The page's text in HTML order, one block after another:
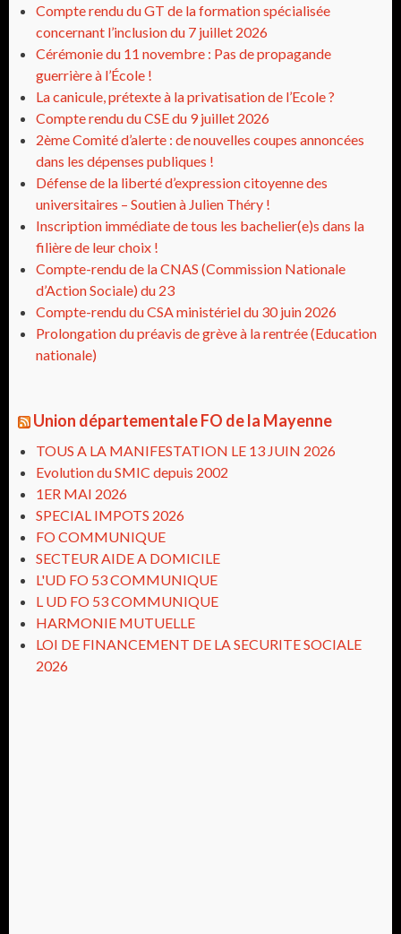
Compte rendu du GT de la formation spécialisée
concernant l’inclusion du 7 juillet 2026
Cérémonie du 11 novembre : Pas de propagande
guerrière à l’École !
La canicule, prétexte à la privatisation de l’Ecole ?
Compte rendu du CSE du 9 juillet 2026
2ème Comité d’alerte : de nouvelles coupes annoncées
dans les dépenses publiques !
Défense de la liberté d’expression citoyenne des
universitaires – Soutien à Julien Théry !
Inscription immédiate de tous les bachelier(e)s dans la
filière de leur choix !
Compte-rendu de la CNAS (Commission Nationale
d’Action Sociale) du 23
Compte-rendu du CSA ministériel du 30 juin 2026
Prolongation du préavis de grève à la rentrée (Education
nationale)
Union départementale FO de la Mayenne
TOUS A LA MANIFESTATION LE 13 JUIN 2026
Evolution du SMIC depuis 2002
1ER MAI 2026
SPECIAL IMPOTS 2026
FO COMMUNIQUE
SECTEUR AIDE A DOMICILE
L'UD FO 53 COMMUNIQUE
L UD FO 53 COMMUNIQUE
HARMONIE MUTUELLE
LOI DE FINANCEMENT DE LA SECURITE SOCIALE
2026